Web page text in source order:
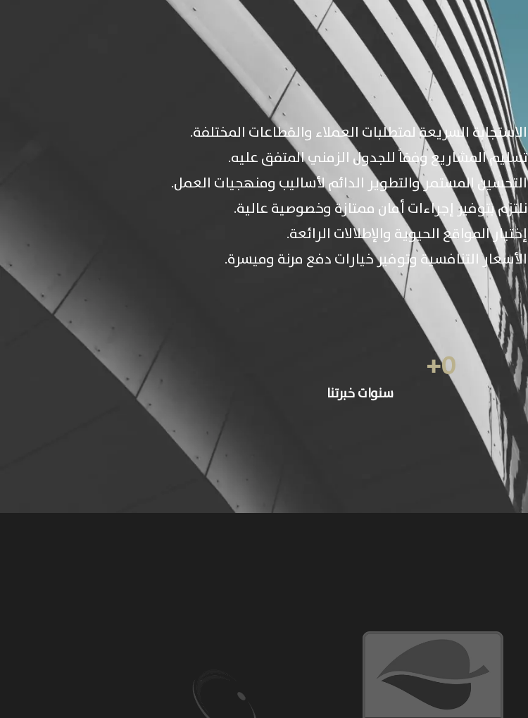
الاستجابة السريعة لمتطلبات العملاء والقطاعات المختلفة.
تسليم المشاريع وفقاً للجدول الزمني المتفق عليه.
التحسين المستمر والتطوير الدائم لأساليب ومنهجيات العمل.
نلتزم بتوفير إجراءات أمان ممتازة وخصوصية عالية.
إختيار المواقع الحيوية والإطلالات الرائعة.
الأسعار التنافسية وتوفير خيارات دفع مرنة وميسرة.
سنوات خبرتنا
0
+